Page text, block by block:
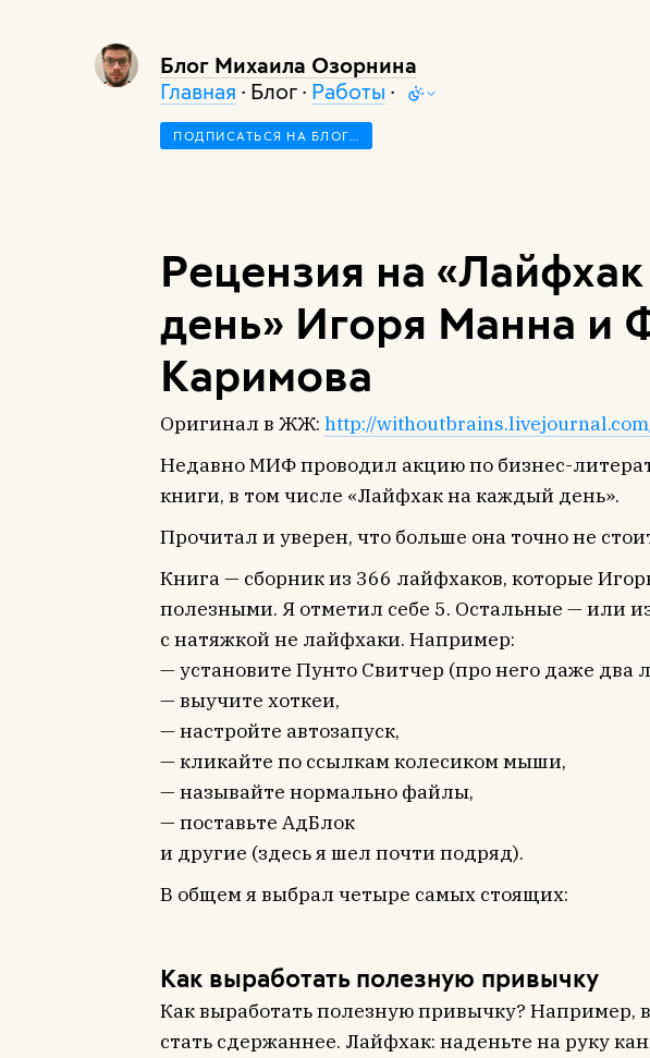
Блог Михаила Озорнина
Главная · Блог · Работы ·
ПОДПИСАТЬСЯ НА БЛОГ…
Рецензия на
день» Игоря Манна и
Каримова
Оригинал в ЖЖ:http://
Недавно МИФ проводил акцию по бизнес-
книги, в том числе «Лайфхак на каждый день».
Прочитал и уверен, что больше она точно не
Книга — сборник из 366 лайфхаков, которые
полезными. Я отметил себе 5. Остальные — или
с натяжкой не лайфхаки. Например:
— установите Пунто Свитчер (про него даже два
— выучите хоткеи,
— настройте автозапуск,
— кликайте по ссылкам колесиком мыши,
— называйте нормально файлы,
— поставьте АдБлок
и другие (здесь я шел почти подряд).
В общем я выбрал четыре самых стоящих:
Как выработать полезную привычку
Как выработать полезную привычку? Например,
стать сдержаннее. Лайфхак: наденьте на руку